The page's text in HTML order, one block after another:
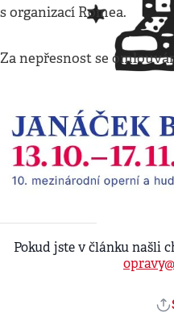
s organizací Romea.
Za nepřesnost se
Pokud jste v článku našli